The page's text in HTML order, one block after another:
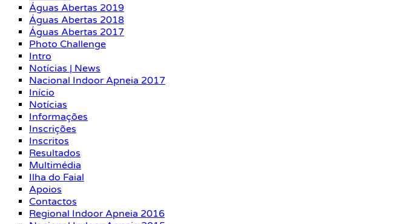
Águas Abertas 2019
Águas Abertas 2018
Águas Abertas 2017
Photo Challenge
Intro
Notícias | News
Nacional Indoor Apneia 2017
Início
Notícias
Informações
Inscrições
Inscritos
Resultados
Multimédia
Ilha do Faial
Apoios
Contactos
Regional Indoor Apneia 2016